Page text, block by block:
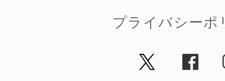
プライバシーポ